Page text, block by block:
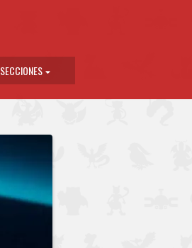
SECCIONES